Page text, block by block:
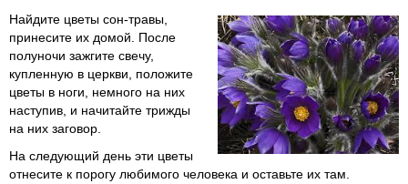
Найдите цветы сон-травы,
принесите их домой. После
полу­ночи зажгите свечу,
купленную в церкви, положите
цветы в ноги, немного на них
наступив, и начитайте трижды
на них заговор.
На следующий день эти цветы
отнесите к порогу любимого человека и оставьте их там.